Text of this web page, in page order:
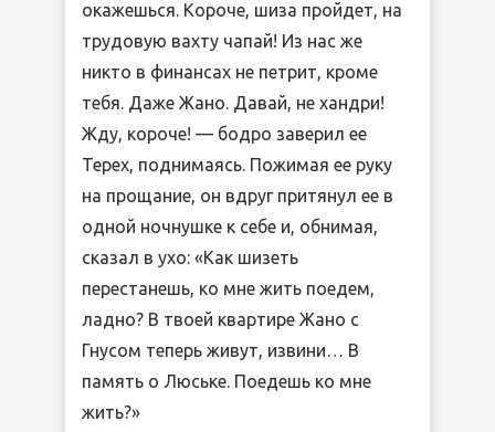
окажешься. Короче, шиза пройдет, на
трудовую вахту чапай! Из нас же
никто в финансах не петрит, кроме
тебя. Даже Жано. Давай, не хандри!
Жду, короче! — бодро заверил ее
Терех, поднимаясь. Пожимая ее руку
на прощание, он вдруг притянул ее в
одной ночнушке к себе и, обнимая,
сказал в ухо: «Как шизеть
перестанешь, ко мне жить поедем,
ладно? В твоей квартире Жано с
Гнусом теперь живут, извини… В
память о Люське. Поедешь ко мне
жить?»